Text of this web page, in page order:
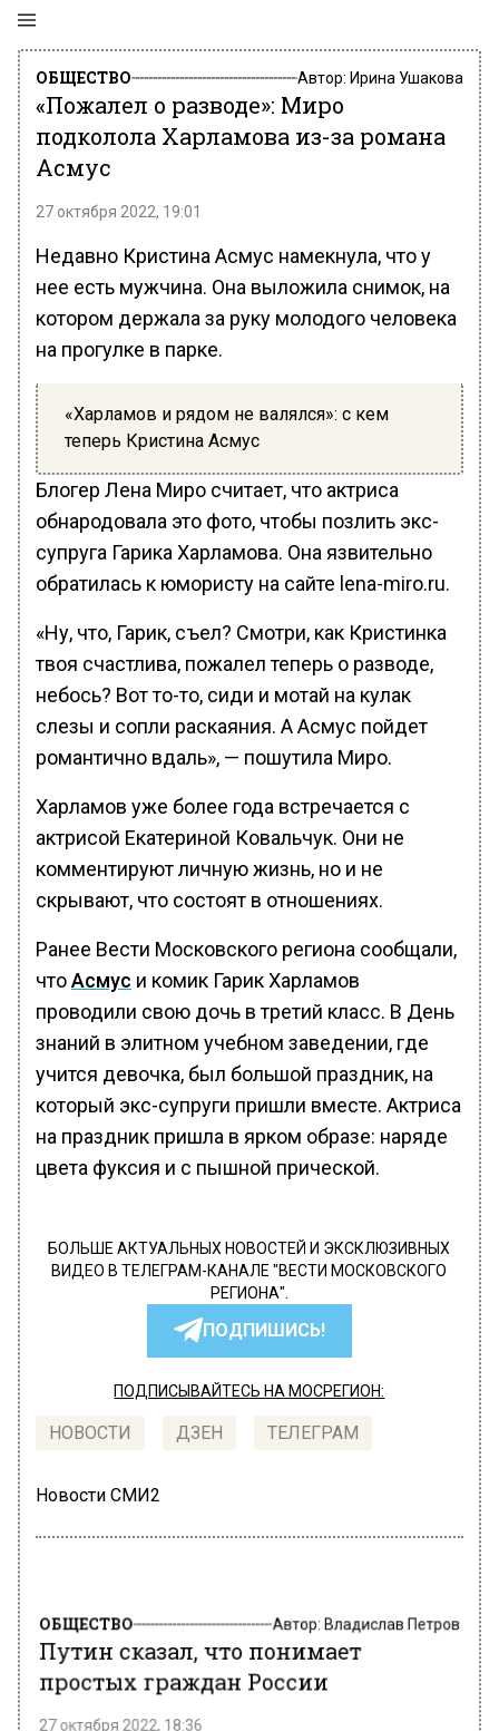
ОБЩЕСТВО Автор: Ирина Ушакова
«Пожалел о разводе»: Миро
подколола Харламова из-за романа
Асмус
27 октября 2022, 19:01
Недавно Кристина Асмус намекнула, что у
нее есть мужчина. Она выложила снимок, на
котором держала за руку молодого человека
на прогулке в парке.
«Харламов и рядом не валялся»: с кем
теперь Кристина Асмус
Блогер Лена Миро считает, что актриса
обнародовала это фото, чтобы позлить экс-
супруга Гарика Харламова. Она язвительно
обратилась к юмористу на сайте lena-miro.ru.
«Ну, что, Гарик, съел? Смотри, как Кристинка
твоя счастлива, пожалел теперь о разводе,
небось? Вот то-то, сиди и мотай на кулак
слезы и сопли раскаяния. А Асмус пойдет
романтично вдаль», — пошутила Миро.
Харламов уже более года встречается с
актрисой Екатериной Ковальчук. Они не
комментируют личную жизнь, но и не
скрывают, что состоят в отношениях.
Ранее Вести Московского региона сообщали,
чтоАсмус и комик Гарик Харламов
проводили свою дочь в третий класс. В День
знаний в элитном учебном заведении, где
учится девочка, был большой праздник, на
который экс-супруги пришли вместе. Актриса
на праздник пришла в ярком образе: наряде
цвета фуксия и с пышной прической.
БОЛЬШЕ АКТУАЛЬНЫХ НОВОСТЕЙ И ЭКСКЛЮЗИВНЫХ
ВИДЕО В ТЕЛЕГРАМ-КАНАЛЕ "ВЕСТИ МОСКОВСКОГО
РЕГИОНА".
ПОДПИШИСЬ!
ПОДПИСЫВАЙТЕСЬ НА МОСРЕГИОН:
НОВОСТИ ДЗЕН ТЕЛЕГРАМ
Новости СМИ2
Путин сказал, что понимает
простых граждан России
27 октября 2022, 18:36